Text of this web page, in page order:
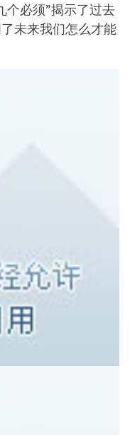
个必须”揭示了过去
未来我们怎么才能